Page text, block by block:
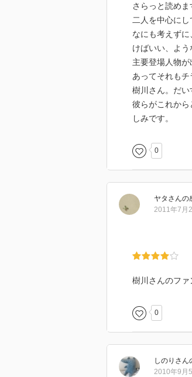
さらっと読めま
二人を中心にし
なにも考えず
けばいい、よう
主要登場人物
あってそれも
樹川さん。だ
彼らがこれか
しみです。
0
ヤタ さんの
2011年7月
樹川さんのファ
0
しのり さん
2010年9月